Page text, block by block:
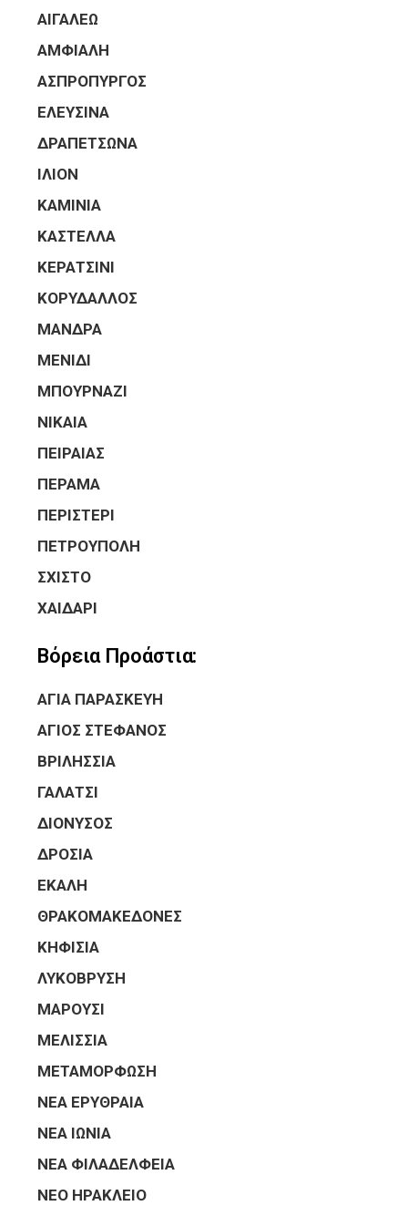
ΑΙΓΑΛΕΩ
ΑΜΦΙΑΛΗ
ΑΣΠΡΟΠΥΡΓΟΣ
ΕΛΕΥΣΙΝΑ
ΔΡΑΠΕΤΣΩΝΑ
ΙΛΙΟΝ
ΚΑΜΙΝΙΑ
ΚΑΣΤΕΛΛΑ
ΚΕΡΑΤΣΙΝΙ
ΚΟΡΥΔΑΛΛΟΣ
ΜΑΝΔΡΑ
ΜΕΝΙΔΙ
ΜΠΟΥΡΝΑΖΙ
ΝΙΚΑΙΑ
ΠΕΙΡΑΙΑΣ
ΠΕΡΑΜΑ
ΠΕΡΙΣΤΕΡΙ
ΠΕΤΡΟΥΠΟΛΗ
ΣΧΙΣΤΟ
ΧΑΙΔΑΡΙ
Βόρεια Προάστια:
ΑΓΙΑ ΠΑΡΑΣΚΕΥΗ
ΑΓΙΟΣ ΣΤΕΦΑΝΟΣ
ΒΡΙΛΗΣΣΙΑ
ΓΑΛΑΤΣΙ
ΔΙΟΝΥΣΟΣ
ΔΡΟΣΙΑ
ΕΚΑΛΗ
ΘΡΑΚΟΜΑΚΕΔΟΝΕΣ
ΚΗΦΙΣΙΑ
ΛΥΚΟΒΡΥΣΗ
ΜΑΡΟΥΣΙ
ΜΕΛΙΣΣΙΑ
ΜΕΤΑΜΟΡΦΩΣΗ
ΝΕΑ ΕΡΥΘΡΑΙΑ
ΝΕΑ ΙΩΝΙΑ
ΝΕΑ ΦΙΛΑΔΕΛΦΕΙΑ
ΝΕΟ ΗΡΑΚΛΕΙΟ